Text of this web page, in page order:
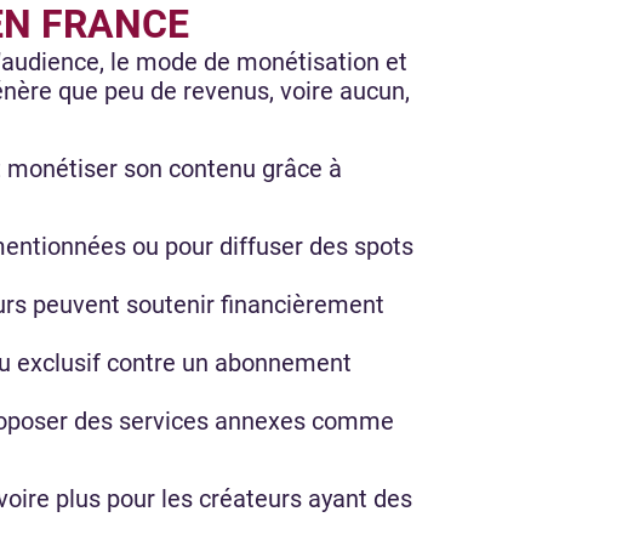
FRANCE
le mode de monétisation et
que peu de revenus, voire aucun,
son contenu grâce à
ou pour diffuser des spots
peuvent soutenir financièrement
exclusif contre un abonnement
des services annexes comme
plus pour les créateurs ayant des